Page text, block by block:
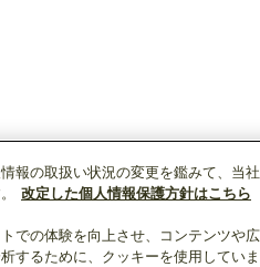
報の取扱い状況の変更を鑑みて、当
改定した個人情報保護方針はこちら
での体験を向上させ、コンテンツや
するために、クッキーを使用してい